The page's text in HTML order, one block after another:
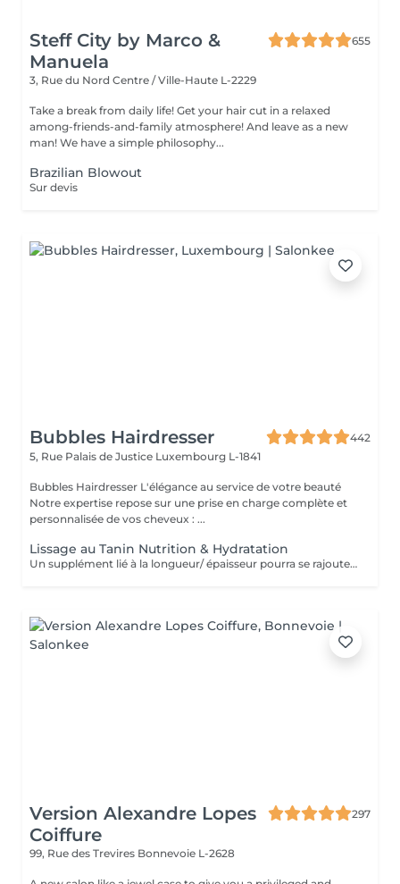
Steff City by Marco &
Manuela
655
3, Rue du Nord Centre / Ville-Haute L-2229
Take a break from daily life! Get your hair cut in a relaxed
among-friends-and-family atmosphere! And leave as a new
man! We have a simple philosophy...
Brazilian Blowout
Sur devis
Bubbles Hairdresser
442
5, Rue Palais de Justice Luxembourg L-1841
Bubbles Hairdresser L'élégance au service de votre beauté
Notre expertise repose sur une prise en charge complète et
personnalisée de vos cheveux : ...
Lissage au Tanin Nutrition & Hydratation
Un supplément lié à la longueur/ épaisseur pourra se rajouter au tarif du Lissage Brésilien . Un devis vous est offert sur simple demande sans engagement.
Version Alexandre Lopes
Coiffure
297
99, Rue des Trevires Bonnevoie L-2628